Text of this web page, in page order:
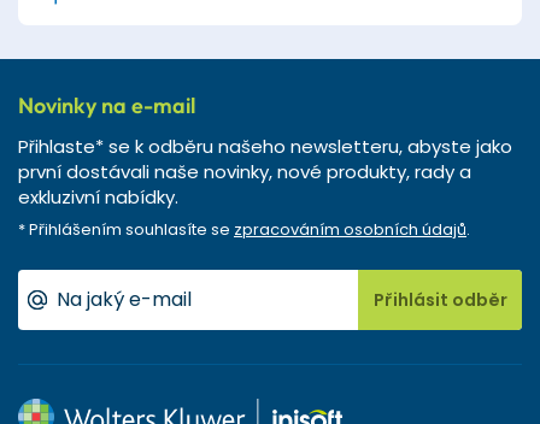
Novinky na e-mail
Přihlaste* se k odběru našeho newsletteru, abyste jako
první dostávali naše novinky, nové produkty, rady a
exkluzivní nabídky.
* Přihlášením souhlasíte se zpracováním osobních údajů.
Přihlásit odběr